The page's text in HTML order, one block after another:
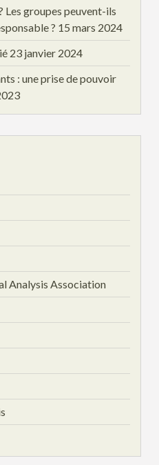
Les groupes peuvent-ils
? 15 mars 2024
23 janvier 2024
: une prise de pouvoir
Analysis Association